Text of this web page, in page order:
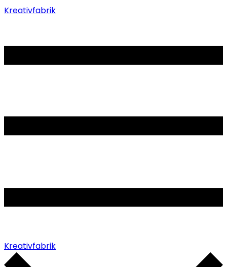
Kreativfabrik
Kreativfabrik